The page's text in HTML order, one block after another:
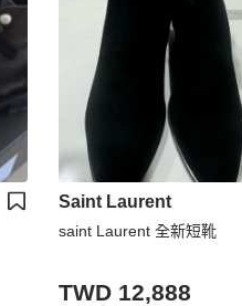
Saint Laurent
saint Laurent 全新短靴
TWD 12,888